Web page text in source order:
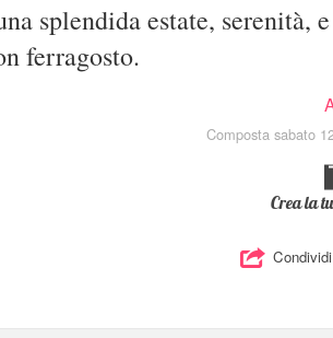
splendida estate, serenità, e
ferragosto.
Composta sabato
Crea la